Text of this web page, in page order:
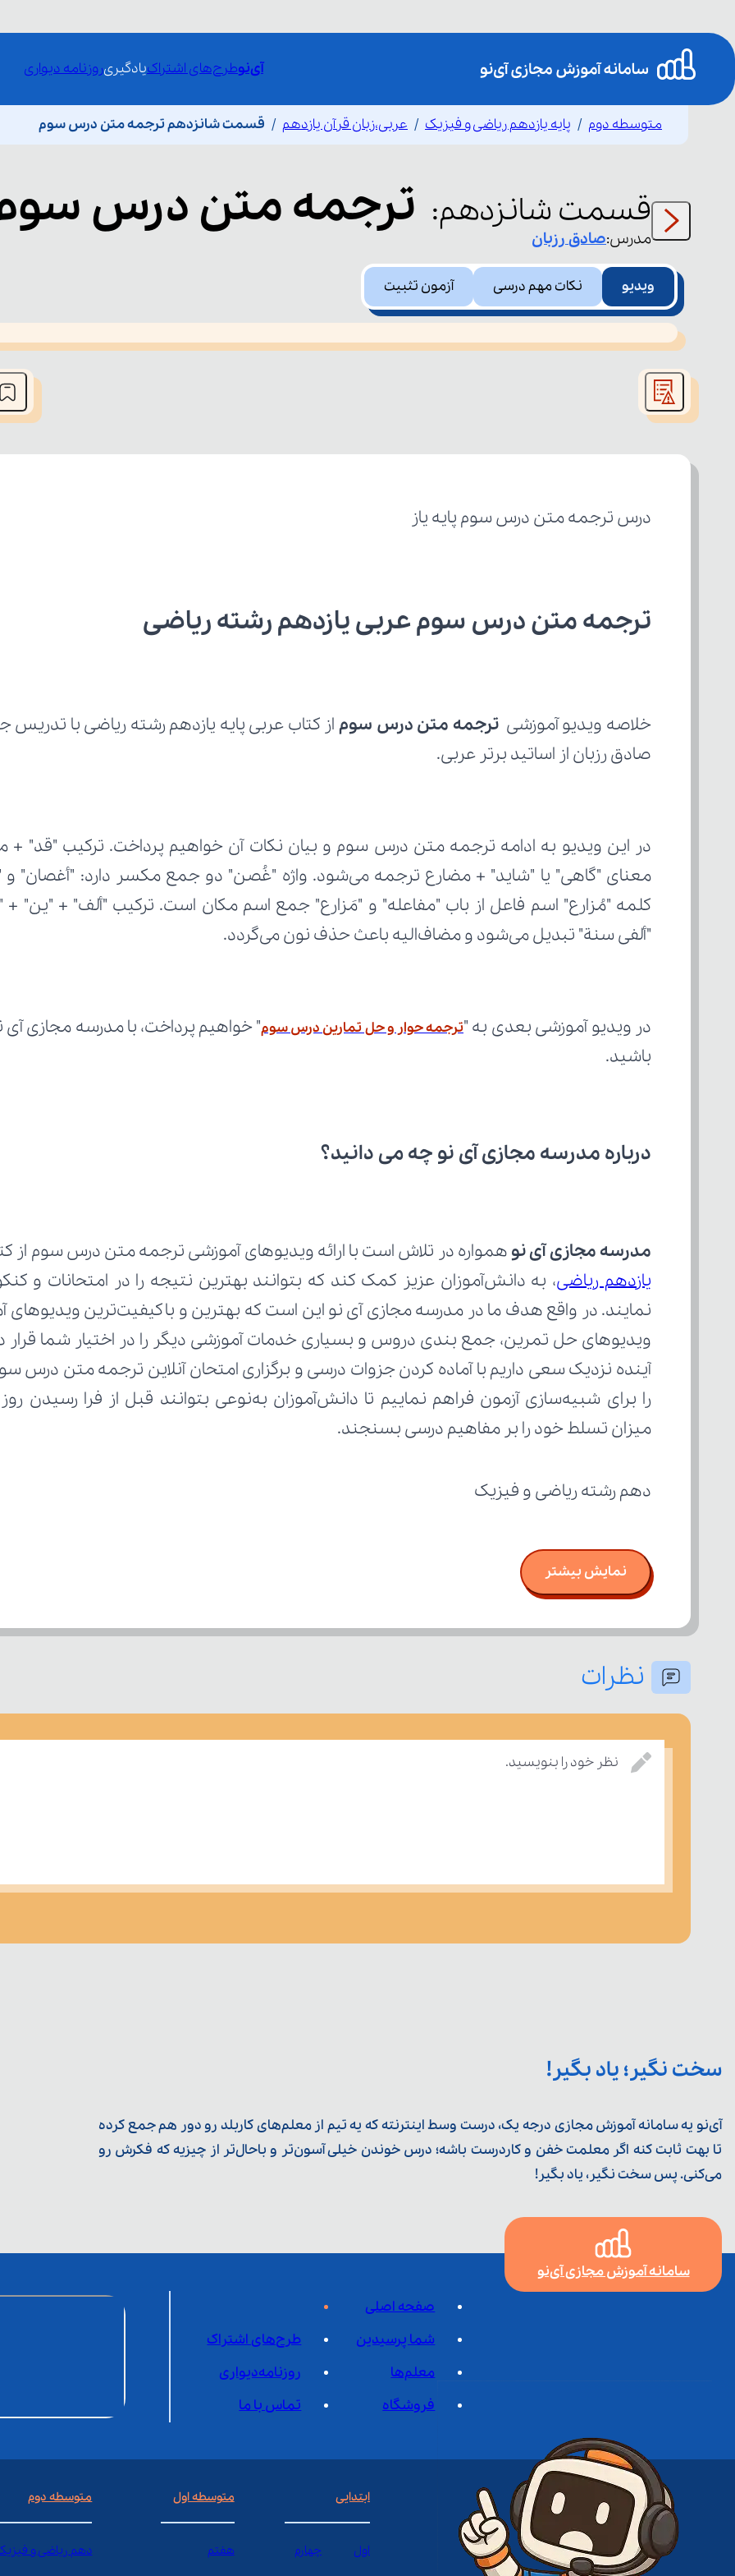
آی‌نوطرح‌های اشتراکیادگیریروزنامه دیواری
متوسطه دوم پایه یازدهم ریاضی و فیزیک عربی،زبان قرآن یازدهم قسمت شانزدهم ترجمه متن درس سوم
قسمت شانزدهم: ترجمه متن درس مدرس:صادقرزبان
ویدیو نکات مهم درسی آزمون تثبیت
This
is
window.
درس ترجمه متن درس سوم پایه یاز
ترجمه متن درس سوم عربی یازدهم رشته ریاضی
خلاصه ویدیو آموزشی ترجمه متن درس سوم
صادق رزبان از اساتید برتر عربی.
"ألفی سنة" تبدیل می‌شود و مضاف‌الیه باعث حذف نون می‌گردد.
در ویدیو آموزشی بعدی به "ترجمه حوار و حل تمارین درس سوم
باشید.
درباره مدرسه مجازی آی نو چه می‌ دانید؟
مدرسه مجازی آی نو همواره در تلاش است با ارائه ویدیوهای آموزشی ترجمه متن درس سوم از
یازدهم ریاضی
میزان تسلط خود را بر مفاهیم درسی بسنجند.
دهم رشته ریاضی و فیزیک
نمایش بیشتر
نظرات
نظر خود را بنویسید.
سخت نگیر؛ یاد بگیر!
آی‌نو یه سامانه آموزش مجازی درجه یک، درست وسط اینترنته که یه تیم از معلم‌‌های کاربلد رو دور هم جمع کرده
تا بهت ثابت کنه اگر معلمت خفن و کاردرست باشه؛ درس خوندن خیلی آسون‌تر و باحال‌تر از چیزیه که فکرش رو
می‌کنی. پس سخت نگیر، یاد بگیر!
سامانه آموزش مجازی آی‌نو
صفحه اصلی
شما پرسیدین
طرح‌های اشتراک
معلم‌ها
روزنامه‌دیواری
فروشگاه
تماس با ما
ابتدایی
اول چهارم
متوسطه اول
هفتم
متوسطه دوم
دهم ریاضی و